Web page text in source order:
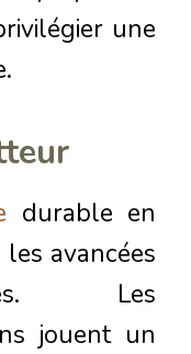
une
durable en
avancées
Les
jouent un